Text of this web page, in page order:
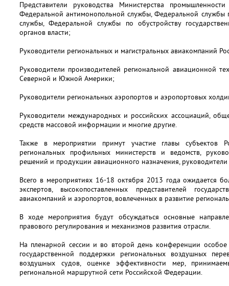
Представители руководства Министерства
Федеральной антимонопольной службы, Федеральной
службы, Федеральной службы по обустройству
органов власти;
Руководители региональных и магистральных авиакомпаний
Руководители производителей региональной авиационной
Северной и Южной Америки;
Руководители региональных аэропортов и аэропортовых
Руководители международных и российских ассоциаций,
средств массовой информации и многие другие.
Также в мероприятии примут участие главы субъектов
региональных профильных министерств и ведомств,
решений и продукции авиационного назначения,
Всего в мероприятиях 16-18 октября 2013 года ожидается
экспертов, высокопоставленных представителей
авиакомпаний и аэропортов, вовлеченных в развитие
В ходе мероприятия будут обсуждаться основные
правового регулирования и механизмов развития отрасли.
На пленарной сессии и во второй день конференции
государственной поддержки региональных воздушных
воздушных судов, оценке эффективности мер,
региональной маршрутной сети Российской Федерации.